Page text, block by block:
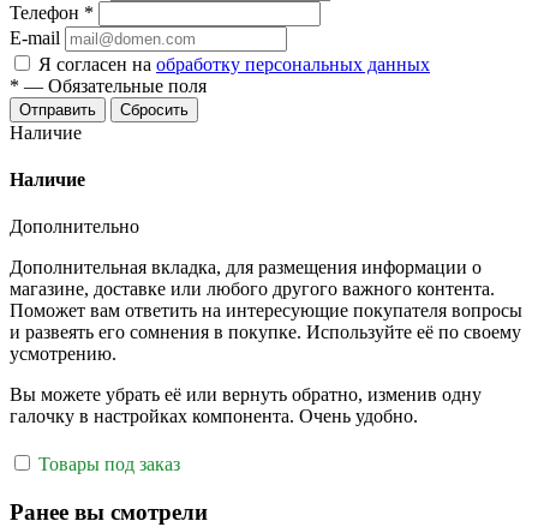
Телефон *
E-mail
Я согласен на обработку персональных данных
* — Обязательные поля
Отправить Сбросить
Наличие
Наличие
Дополнительно
Дополнительная вкладка, для размещения информации о
магазине, доставке или любого другого важного контента.
Поможет вам ответить на интересующие покупателя вопросы
и развеять его сомнения в покупке. Используйте её по своему
усмотрению.
Вы можете убрать её или вернуть обратно, изменив одну
галочку в настройках компонента. Очень удобно.
Товары под заказ
Ранее вы смотрели